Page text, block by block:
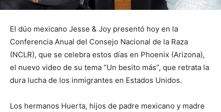
El dúo mexicano Jesse & Joy presentó hoy en la
Conferencia Anual del Consejo Nacional de la Raza
(NCLR), que se celebra estos días en Phoenix (Arizona),
el nuevo video de su tema “Un besito más”, que retrata la
dura lucha de los inmigrantes en Estados Unidos.
Los hermanos Huerta, hijos de padre mexicano y madre